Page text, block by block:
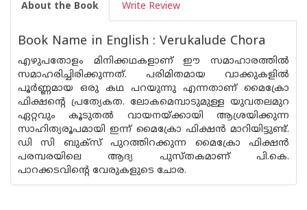
About the Book Write Review
Book Name in English : Verukalude Chora
എഴുപതോളം മിനിക്കഥകളാണ് ഈ സമാഹാരത്തിൽ
സമാഹരിച്ചിരിക്കുന്നത്. പരിമിതമായ വാക്കുകളിൽ
പൂർണ്ണമായ ഒരു കഥ പറയുന്നു എന്നതാണ് മൈക്രോ
ഫിക്ഷന്റെ പ്രത്യേകത. ലോകമെമ്പാടുമുള്ള യുവതലമുറ
ഏറ്റവും കൂടുതൽ വായനയ്ക്കായി ആശ്രയിക്കുന്ന
സാഹിത്യരൂപമായി ഇന്ന് മൈക്രോ ഫിക്ഷൻ മാറിയിട്ടുണ്ട്.
ഡി സി ബുക്സ് പുറത്തിറക്കുന്ന മൈക്രോ ഫിക്ഷൻ
പരമ്പരയിലെ ആദ്യ പുസ്തകമാണ് പി.കെ.
പാറക്കടവിന്റെ വേരുകളുടെ ചോര.